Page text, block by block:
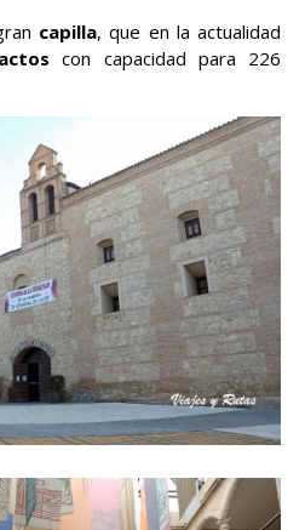
capilla, que en la actualidad
con capacidad para 226